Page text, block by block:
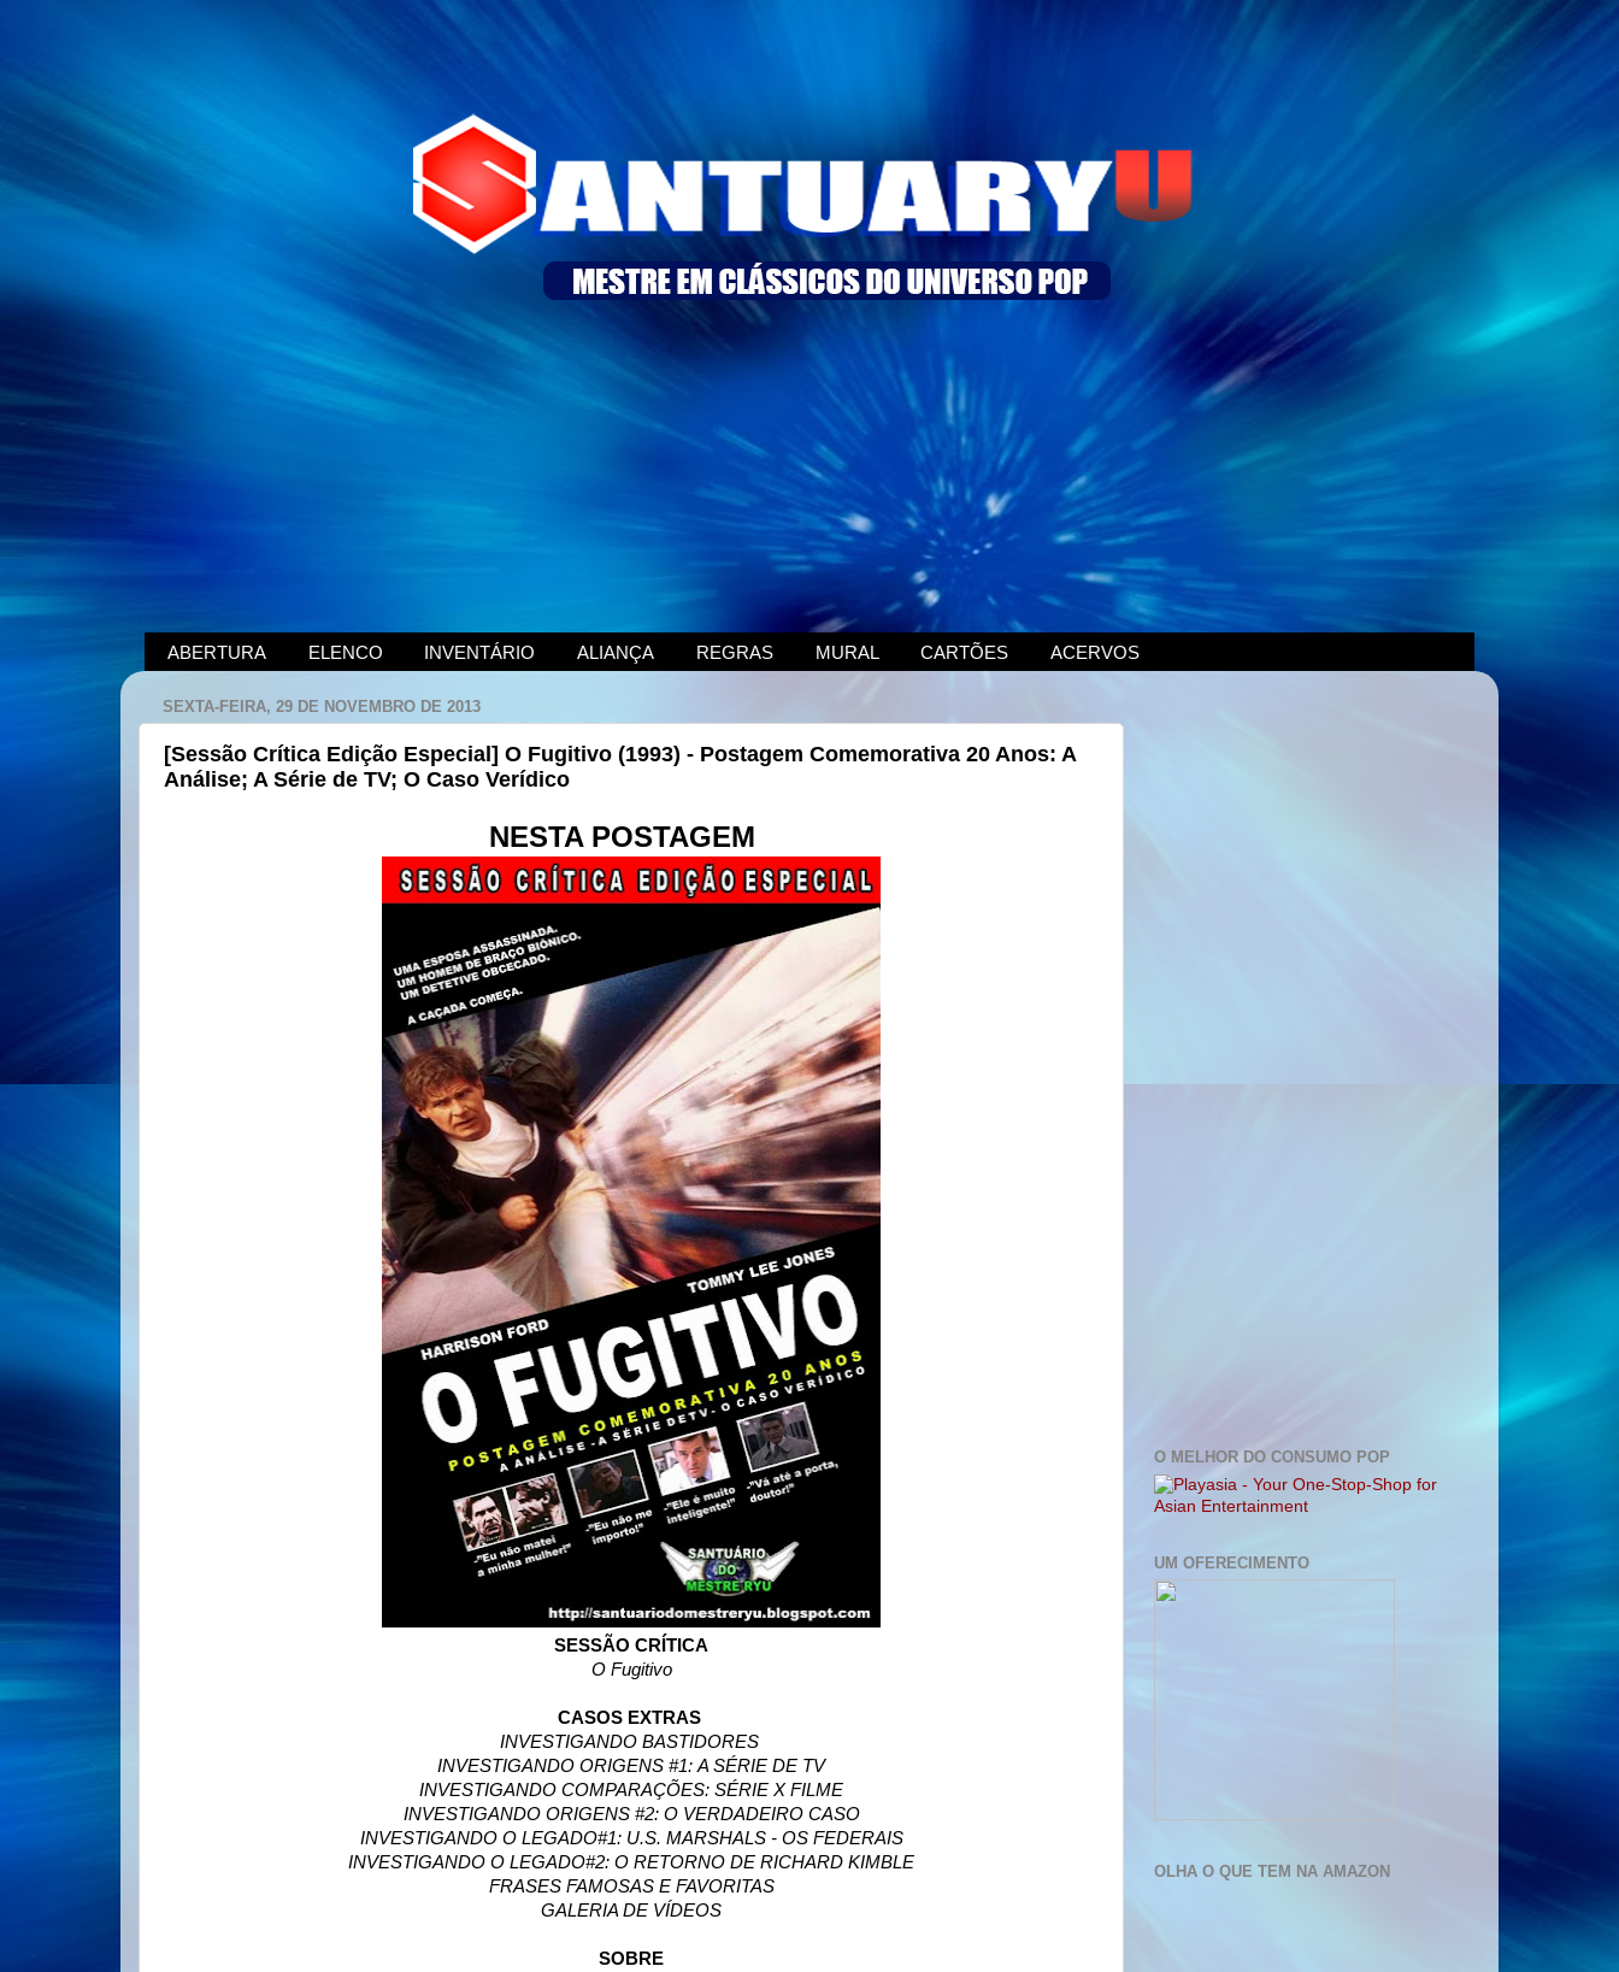
ABERTURA ELENCO INVENTÁRIO ALIANÇA REGRAS MURAL CARTÕES ACERVOS
SEXTA-FEIRA, 29 DE NOVEMBRO DE 2013
[Sessão Crítica Edição Especial] O Fugitivo (1993) - Postagem Comemorativa 20 Anos: A
Análise; A Série de TV; O Caso Verídico
NESTA POSTAGEM
SESSÃO CRÍTICA
O Fugitivo
CASOS EXTRAS
INVESTIGANDO BASTIDORES
INVESTIGANDO ORIGENS #1: A SÉRIE DE TV
INVESTIGANDO COMPARAÇÕES: SÉRIE X FILME
INVESTIGANDO ORIGENS #2: O VERDADEIRO CASO
INVESTIGANDO O LEGADO#1: U.S. MARSHALS - OS FEDERAIS
INVESTIGANDO O LEGADO#2: O RETORNO DE RICHARD KIMBLE
FRASES FAMOSAS E FAVORITAS
GALERIA DE VÍDEOS
SOBRE
O MELHOR DO CONSUMO POP
UM OFERECIMENTO
OLHA O QUE TEM NA AMAZON